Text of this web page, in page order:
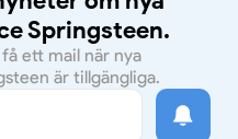
Springsteen.
ett mail när nya
är tillgängliga.